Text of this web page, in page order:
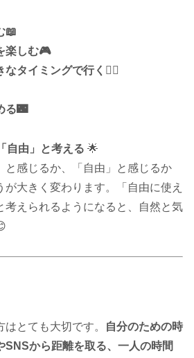
📖
楽しむ🎮
タイミングで行く🚶‍♂️
る🌃
自由」と考える 🌟
と感じるか、「自由」と感じるか
が大きく変わります。「自由に使え
考えられるようになると、自然と気
とても大切です。
自分のための時
SNSから距離を取る、一人の時間